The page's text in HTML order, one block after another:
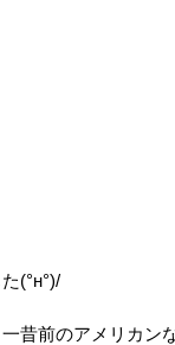
(°н°)/
昔前のアメリカン